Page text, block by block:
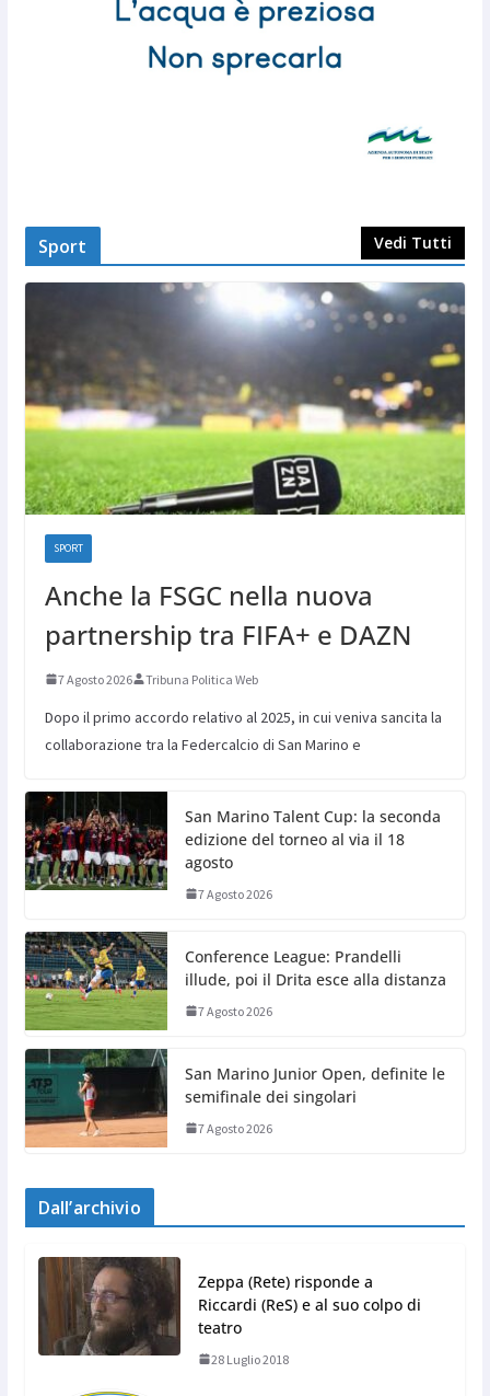
Sport Vedi Tutti
SPORT
Anche la FSGC nella nuova
partnership tra FIFA+ e DAZN
7 Agosto 2026 Tribuna Politica Web
Dopo il primo accordo relativo al 2025, in cui veniva sancita la
collaborazione tra la Federcalcio di San Marino e
San Marino Talent Cup: la seconda
edizione del torneo al via il 18
agosto
7 Agosto 2026
Conference League: Prandelli
illude, poi il Drita esce alla distanza
7 Agosto 2026
San Marino Junior Open, definite le
semifinale dei singolari
7 Agosto 2026
Dall’archivio
Zeppa (Rete) risponde a
Riccardi (ReS) e al suo colpo di
teatro
28 Luglio 2018